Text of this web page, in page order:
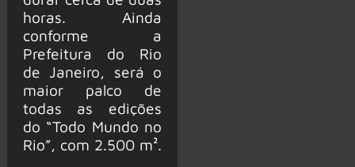
horas. Ainda
conforme a
Prefeitura do Rio
de Janeiro, será o
maior palco de
todas as edições
do “Todo Mundo no
Rio”, com 2.500 m².